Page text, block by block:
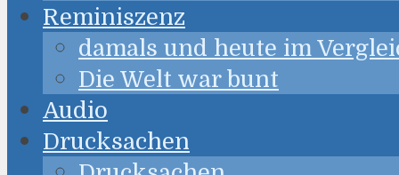
Reminiszenz
damals und heute im
Die Welt war bunt
Audio
Drucksachen